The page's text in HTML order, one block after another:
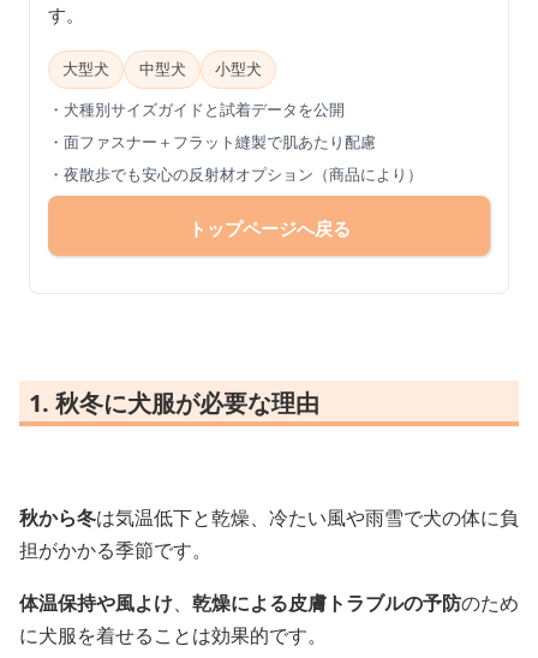
す。
大型犬 中型犬
小型犬
・犬種別サイズガイドと試着データを公開
・面ファスナー＋フラット縫製で肌あたり配慮
・夜散歩でも安心の反射材オプション（商品により）
トップページへ戻る
1. 秋冬に犬服が必要な理由
秋から冬は気温低下と乾燥、冷たい風や雨雪で犬の体に負
担がかかる季節です。
体温保持や風よけ、 乾燥による皮膚トラブルの予防のため
に犬服を着せることは効果的です。